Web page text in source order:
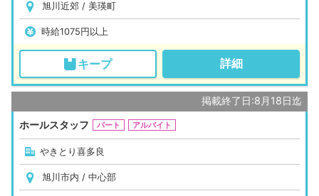
旭川近郊 / 美瑛町
時給1075円以上
キープ 詳細
掲載終了日:8月18日迄
ホールスタッフ
パート アルバイト
やきとり喜多良
旭川市内 / 中心部